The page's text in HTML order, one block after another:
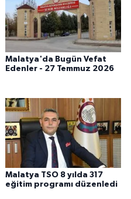
Malatya'da Bugün Vefat
Edenler - 27 Temmuz 2026
Malatya TSO 8 yılda 317
eğitim programı düzenledi